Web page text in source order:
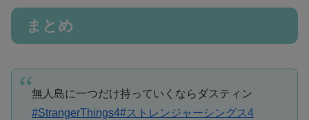
まとめ
無人島に一つだけ持っていくならダスティン
#StrangerThings4#ストレンジャーシングス4